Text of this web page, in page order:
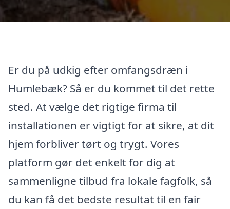
Er du på udkig efter omfangsdræn i
Humlebæk? Så er du kommet til det rette
sted. At vælge det rigtige firma til
installationen er vigtigt for at sikre, at dit
hjem forbliver tørt og trygt. Vores
platform gør det enkelt for dig at
sammenligne tilbud fra lokale fagfolk, så
du kan få det bedste resultat til en fair